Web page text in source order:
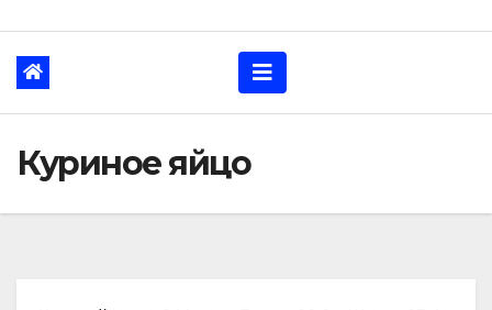
Куриное яйцо